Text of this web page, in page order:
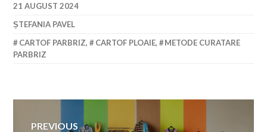
21 AUGUST 2024
ȘTEFANIA PAVEL
CARTOF PARBRIZ, CARTOF PLOAIE,
METODE CURATARE
PARBRIZ
Navigare
PREVIOUS